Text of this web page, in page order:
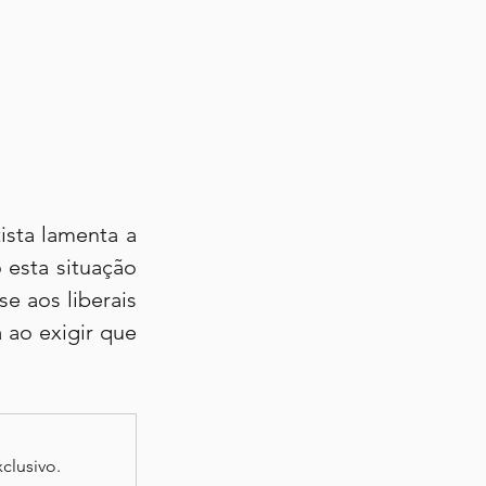
lamenta a
situação
aos liberais
ao exigir que